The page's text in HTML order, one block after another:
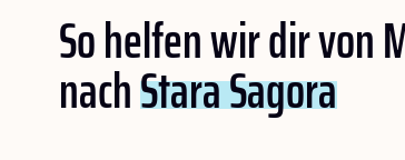
So helfen wir dir von
nachStara Sagora